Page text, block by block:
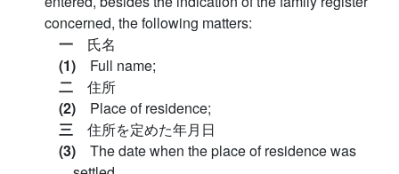
concerned, the following matters:
一 氏名
(1) Full name;
二 住所
(2) Place of residence;
三 住所を定めた年月日
(3) The date when the place of residence was